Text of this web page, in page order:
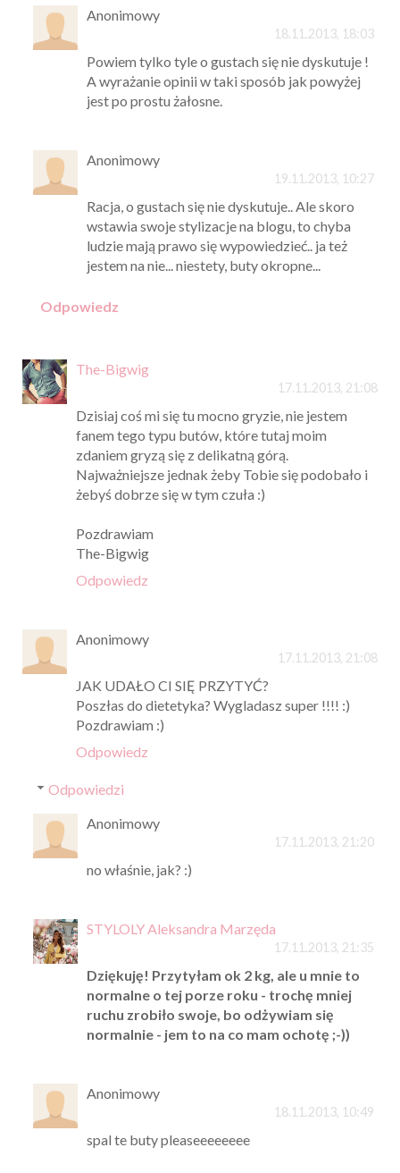
Anonimowy
18.11.2013, 18:03
Powiem tylko tyle o gustach się nie dyskutuje !
A wyrażanie opinii w taki sposób jak powyżej
jest po prostu żałosne.
Anonimowy
19.11.2013, 10:27
Racja, o gustach się nie dyskutuje.. Ale skoro
wstawia swoje stylizacje na blogu, to chyba
ludzie mają prawo się wypowiedzieć.. ja też
jestem na nie... niestety, buty okropne...
Odpowiedz
The-Bigwig
17.11.2013, 21:08
Dzisiaj coś mi się tu mocno gryzie, nie jestem
fanem tego typu butów, które tutaj moim
zdaniem gryzą się z delikatną górą.
Najważniejsze jednak żeby Tobie się podobało i
żebyś dobrze się w tym czuła :)
Pozdrawiam
The-Bigwig
Odpowiedz
Anonimowy
17.11.2013, 21:08
JAK UDAŁO CI SIĘ PRZYTYĆ?
Poszłas do dietetyka? Wygladasz super !!!! :)
Pozdrawiam :)
Odpowiedz
Odpowiedzi
Anonimowy
17.11.2013, 21:20
no właśnie, jak? :)
STYLOLY Aleksandra Marzęda
17.11.2013, 21:35
Dziękuję! Przytyłam ok 2 kg, ale u mnie to
normalne o tej porze roku - trochę mniej
ruchu zrobiło swoje, bo odżywiam się
normalnie - jem to na co mam ochotę ;-))
Anonimowy
18.11.2013, 10:49
spal te buty pleaseeeeeeee